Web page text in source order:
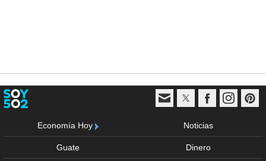
Economía Hoy Noticias
Guate Dinero